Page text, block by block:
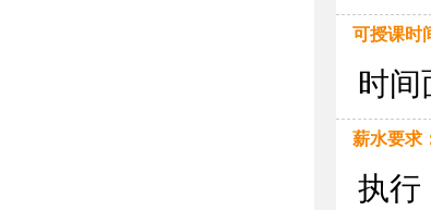
可授课时
时间
薪水要求
执